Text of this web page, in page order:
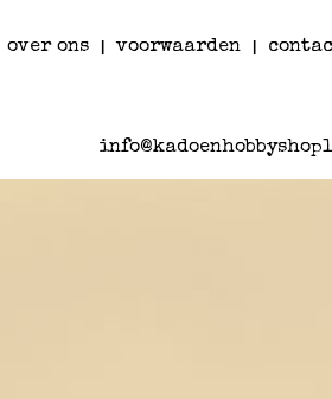
over ons voorwaarden